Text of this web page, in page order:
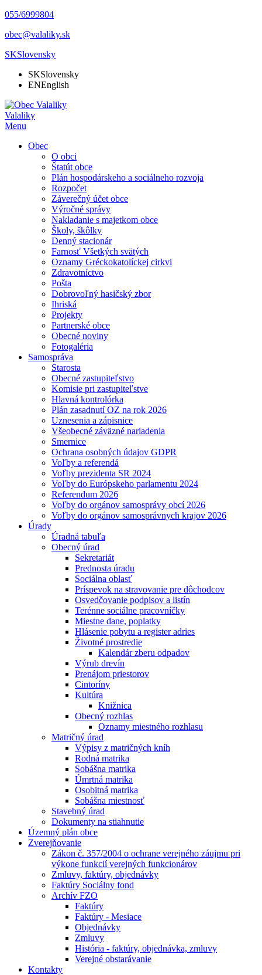
055/6999804
obec@valaliky.sk
SKSlovensky
SKSlovensky
ENEnglish
Valaliky
Menu
Obec
O obci
Štatút obce
Plán hospodárskeho a sociálneho rozvoja
Rozpočet
Záverečný účet obce
Výročné správy
Nakladanie s majetkom obce
Školy, škôlky
Denný stacionár
Farnosť Všetkých svätých
Oznamy Gréckokatolíckej cirkvi
Zdravotníctvo
Pošta
Dobrovoľný hasičský zbor
Ihriská
Projekty
Partnerské obce
Obecné noviny
Fotogaléria
Samospráva
Starosta
Obecné zastupiteľstvo
Komisie pri zastupiteľstve
Hlavná kontrolórka
Plán zasadnutí OZ na rok 2026
Uznesenia a zápisnice
Všeobecné záväzné nariadenia
Smernice
Ochrana osobných údajov GDPR
Voľby a referendá
Voľby prezidenta SR 2024
Voľby do Európskeho parlamentu 2024
Referendum 2026
Voľby do orgánov samosprávy obcí 2026
Voľby do orgánov samosprávnych krajov 2026
Úrady
Úradná tabuľa
Obecný úrad
Sekretariát
Prednosta úradu
Sociálna oblasť
Príspevok na stravovanie pre dôchodcov
Osvedčovanie podpisov a listín
Terénne sociálne pracovníčky
Miestne dane, poplatky
Hlásenie pobytu a register adries
Životné prostredie
Kalendár zberu odpadov
Výrub drevín
Prenájom priestorov
Cintoríny
Kultúra
Knižnica
Obecný rozhlas
Oznamy miestného rozhlasu
Matričný úrad
Výpisy z matričných kníh
Rodná matrika
Sobášna matrika
Úmrtná matrika
Osobitná matrika
Sobášna miestnosť
Stavebný úrad
Dokumenty na stiahnutie
Územný plán obce
Zverejňovanie
Zákon č. 357/2004 o ochrane verejného záujmu pri
výkone funkcií verejných funkcionárov
Zmluvy, faktúry, objednávky
Faktúry Sociálny fond
Archív FZO
Faktúry
Faktúry - Mesiace
Objednávky
Zmluvy
História - faktúry, objednávka, zmluvy
Verejné obstarávanie
Kontakty